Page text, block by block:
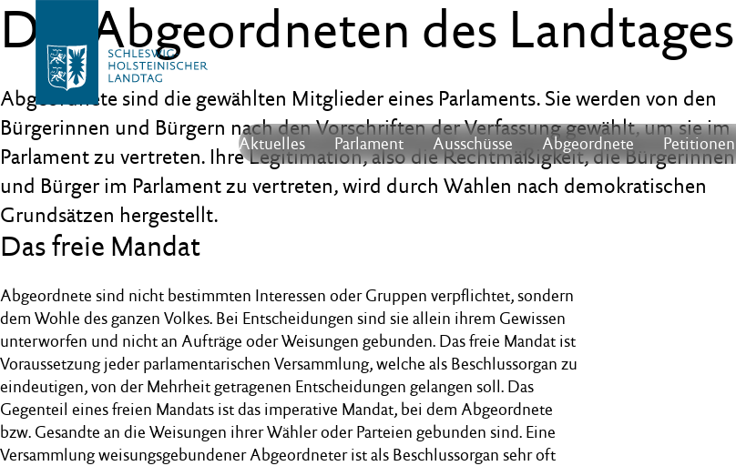
Aktuelles Parlament Ausschüsse Abgeordnete Petitionen
Die Abgeordneten des Landtages
Abgeordnete sind die gewählten Mitglieder eines Parlaments. Sie werden von den
Bürgerinnen und Bürgern nach den Vorschriften der Verfassung gewählt, um sie im
Parlament zu vertreten. Ihre Legitimation, also die Rechtmäßigkeit, die Bürgerinnen
und Bürger im Parlament zu vertreten, wird durch Wahlen nach demokratischen
Grundsätzen hergestellt.
Das freie Mandat
Abgeordnete sind nicht bestimmten Interessen oder Gruppen verpflichtet, sondern
dem Wohle des ganzen Volkes. Bei Entscheidungen sind sie allein ihrem Gewissen
unterworfen und nicht an Aufträge oder Weisungen gebunden. Das freie Mandat ist
Voraussetzung jeder parlamentarischen Versammlung, welche als Beschlussorgan zu
eindeutigen, von der Mehrheit getragenen Entscheidungen gelangen soll. Das
Gegenteil eines freien Mandats ist das imperative Mandat, bei dem Abgeordnete
bzw. Gesandte an die Weisungen ihrer Wähler oder Parteien gebunden sind. Eine
Versammlung weisungsgebundener Abgeordneter ist als Beschlussorgan sehr oft